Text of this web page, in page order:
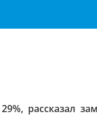
рассказал